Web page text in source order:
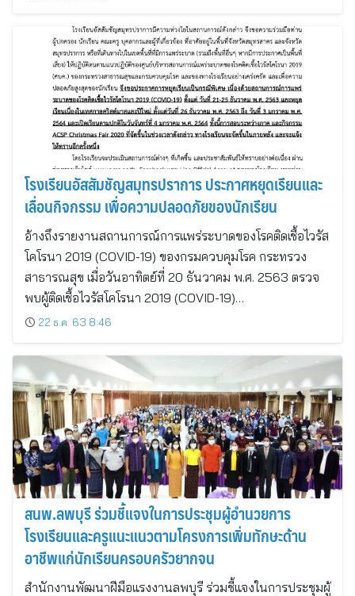
โรงเรียนอัสสัมชัญสมุทรปราการ ประกาศหยุดเรียนและ
เลื่อนกิจกรรม เพื่อความปลอดภัยของนักเรียน
อ้างถึงรายงานสถานการณ์การแพร่ระบาดของโรคติดเชื้อไวรัส
โคโรนา 2019 (COVID-19) ของกรมควบคุมโรค กระทรวง
สาธารณสุข เมื่อวันอาทิตย์ที่ 20 ธันวาคม พ.ศ. 2563 ตรวจ
พบผู้ติดเชื้อไวรัสโคโรนา 2019 (COVID-19)…
22 ธ.ค. 63 8:46
สนพ.ลพบุรี ร่วมชี้แจงในการประชุมผู้อำนวยการ
โรงเรียนและครูแนะแนวตามโครงการเพิ่มทักษะด้าน
อาชีพแก่นักเรียนครอบครัวยากจน
สำนักงานพัฒนาฝีมือแรงงานลพบุรี ร่วมชี้แจงในการประชุมผู้